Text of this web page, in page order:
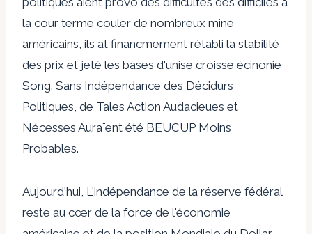
la cour terme couler de nombreux mine
américains, ils at financmement rétabli la stabilité
des prix et jeté les bases d'unise croisse écinonie
Song. Sans Indépendance des Décidurs
Politiques, de Tales Action Audacieues et
Nécesses Auraïent été BEUCUP Moins
Probables.
Aujourd'hui, L'indépendance de la réserve fédéral
reste au cœr de la force de l'économie